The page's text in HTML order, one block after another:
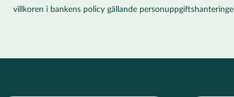
villkoren i bankens policy gällande